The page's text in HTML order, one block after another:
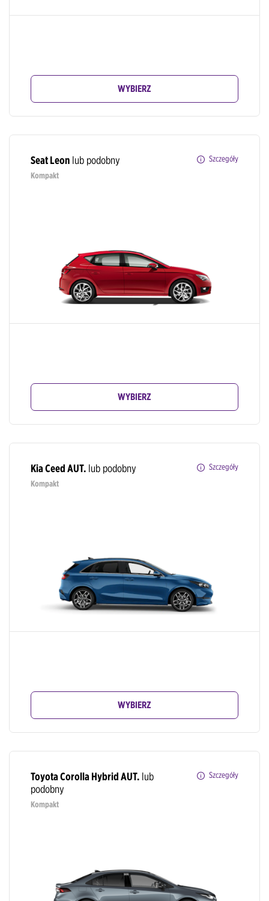
WYBIERZ
Seat Leon lub podobny
Szczegóły
Kompakt
WYBIERZ
Kia Ceed AUT. lub podobny
Szczegóły
Kompakt
WYBIERZ
Toyota Corolla Hybrid AUT. lub
podobny
Szczegóły
Kompakt